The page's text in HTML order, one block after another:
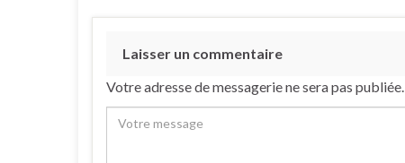
Laisser un commentaire
Votre adresse de messagerie ne sera pas publiée.